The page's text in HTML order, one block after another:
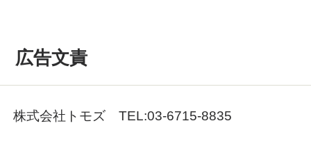
広告文責
株式会社トモズ TEL:03-6715-8835